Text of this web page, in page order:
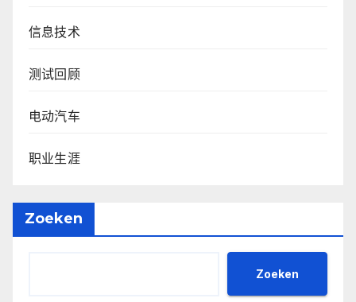
信息技术
测试回顾
电动汽车
职业生涯
Zoeken
Zoeken